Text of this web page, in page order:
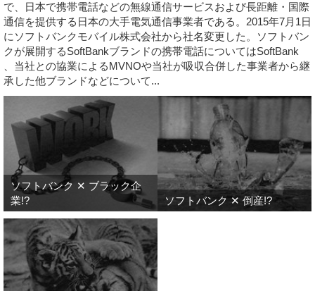
で、日本で携帯電話などの無線通信サービスおよび長距離・国際
通信を提供する日本の大手電気通信事業者である。2015年7月1日
にソフトバンクモバイル株式会社から社名変更した。ソフトバン
クが展開するSoftBankブランドの携帯電話についてはSoftBank
、当社との協業によるMVNOや当社が吸収合併した事業者から継
承した他ブランドなどについて...
ソフトバンク ✕ ブラック企
業!?
ソフトバンク ✕ 倒産!?